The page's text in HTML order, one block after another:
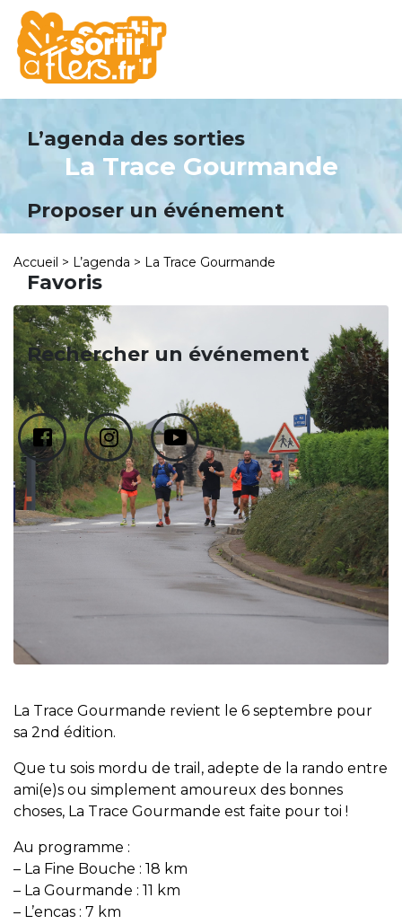
L’agenda des sorties
Proposer un événement
Favoris
Rechercher un événement
La Trace Gourmande
Accueil > L’agenda > La Trace Gourmande
La Trace Gourmande revient le 6 septembre pour
sa 2nd édition.
Que tu sois mordu de trail, adepte de la rando entre
ami(e)s ou simplement amoureux des bonnes
choses, La Trace Gourmande est faite pour toi !
Au programme :
– La Fine Bouche : 18 km
– La Gourmande : 11 km
– L’encas : 7 km
Panneau de gestion des cookies